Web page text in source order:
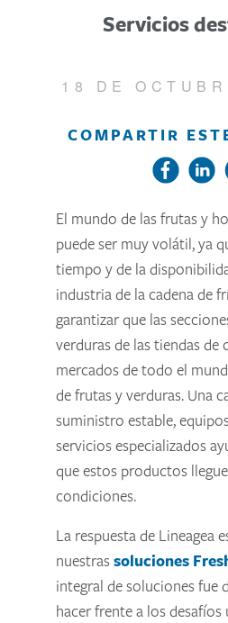
Servicios
18 DE
COMPARTIR
El mundo de las frutas y
puede ser muy volátil, ya
tiempo y de la
industria de la cadena de
garantizar que las
verduras de las tiendas de
mercados de todo el
de frutas y verduras. Una
suministro estable,
servicios especializados
que estos productos
condiciones.
La respuesta de Lineagea
nuestrassoluciones
integral de soluciones fue
hacer frente a los desafíos